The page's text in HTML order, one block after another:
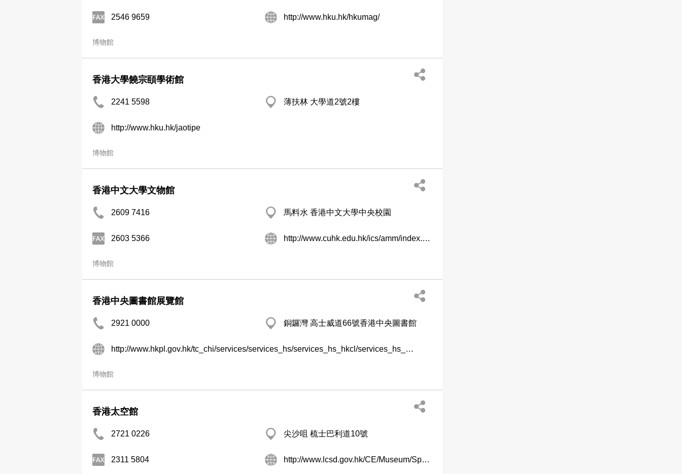
2546 9659 http://www.hku.hk/hkumag/
博物館
香港大學饒宗頤學術館
2241 5598 薄扶林 大學道2號2樓
http://www.hku.hk/jaotipe
博物館
香港中文大學文物館
2609 7416 馬料水 香港中文大學中央校園
2603 5366 http://www.cuhk.edu.hk/ics/amm/index.htm
博物館
香港中央圖書館展覽館
2921 0000 銅鑼灣 高士威道66號香港中央圖書館
http://www.hkpl.gov.hk/tc_chi/services/services_hs/services_hs_hkcl/services_hs_hkcl_hf_eg.html
博物館
香港太空館
2721 0226 尖沙咀 梳士巴利道10號
2311 5804 http://www.lcsd.gov.hk/CE/Museum/Space/index.htm